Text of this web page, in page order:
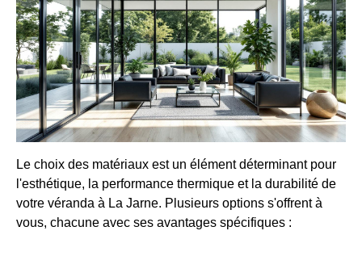
Le choix des matériaux est un élément déterminant pour
l'esthétique, la performance thermique et la durabilité de
votre véranda à La Jarne. Plusieurs options s'offrent à
vous, chacune avec ses avantages spécifiques :